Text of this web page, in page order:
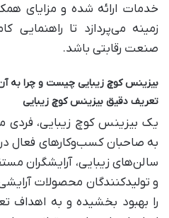
خدمات ارائه شده و مزایای
زمینه می‌پردازد تا راهنمایی
صنعت رقابتی باشد.
بیزینس کوچ زیبایی چیست و چرا به آن
تعریف دقیق بیزینس کوچ زیبایی
یک بیزینس کوچ زیبایی،
به صاحبان کسب‌وکارهای فعال
سالن‌های زیبایی، آرایشگران
و تولیدکنندگان محصولات
را بهبود بخشیده و به